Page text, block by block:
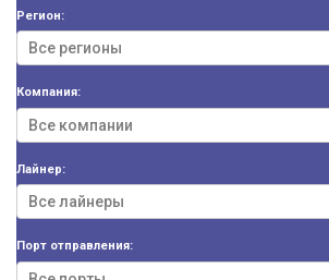
Регион:
Компания:
Лайнер:
Порт отправления: